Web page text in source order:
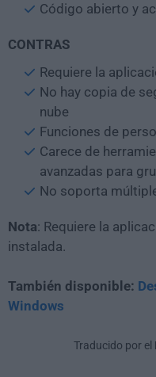
Código abierto y
CONTRAS
Requiere la
No hay copia de
nube
Funciones de
Carece de
avanzadas para
No soporta
Nota: Requiere la
instalada.
También disponible:
Windows
Traducido por el